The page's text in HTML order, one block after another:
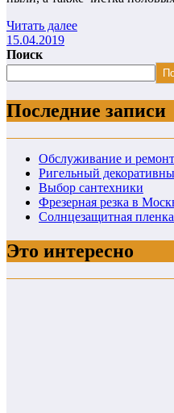
Читать далее
15.04.2019
Поиск
Последние записи
Обслуживание и
Ригельный
Выбор сантехники
Фрезерная резка в
Солнцезащитная
Это интересно